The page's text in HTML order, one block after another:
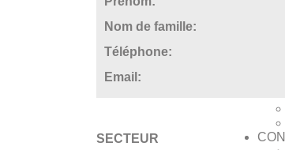
Nom de famille:
Téléphone:
Email:
SECTEUR